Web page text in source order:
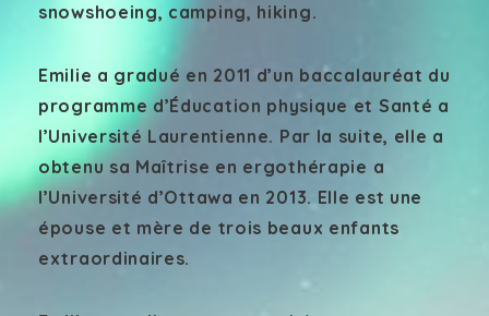
snowshoeing, camping, hiking.
Emilie a gradué en 2011 d’un baccalauréat du
programme d’Éducation physique et Santé a
l’Université Laurentienne. Par la suite, elle a
obtenu sa Maîtrise en ergothérapie a
l’Université d’Ottawa en 2013. Elle est une
épouse et mère de trois beaux enfants
extraordinaires.